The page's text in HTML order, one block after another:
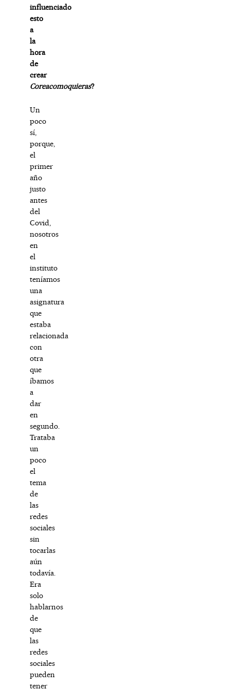
influenciado
esto
a
la
hora
de
crear
Coreacomoquieras?
Un
poco
sí,
porque,
el
primer
año
justo
antes
del
Covid,
nosotros
en
el
instituto
teníamos
una
asignatura
que
estaba
relacionada
con
otra
que
íbamos
a
dar
en
segundo.
Trataba
un
poco
el
tema
de
las
redes
sociales
sin
tocarlas
aún
todavía.
Era
solo
hablarnos
de
que
las
redes
sociales
pueden
tener